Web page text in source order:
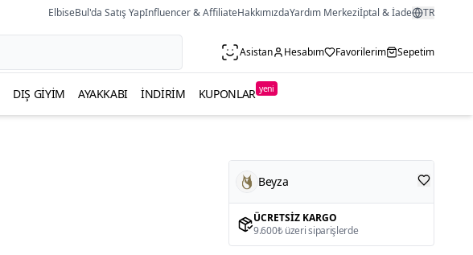
ElbiseBul'da Satış YapInfluencer & AffiliateHakkımızdaYardım Merkeziİptal & İade TR
Asistan Hesabım Favorilerim Sepetim
DIŞ GIYIM AYAKKABI İNDIRIM KUPONLAR yeni
Beyza
ÜCRETSIZ KARGO
9.600₺ üzeri siparişlerde